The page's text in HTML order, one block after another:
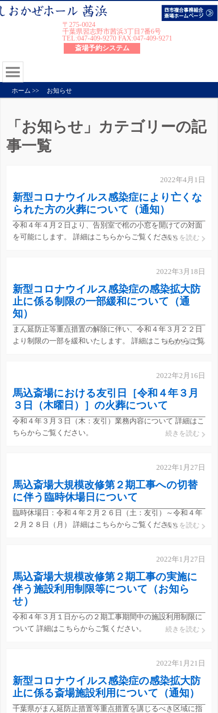
〒275-0024
千葉県習志野市茜浜3丁目7番6号
TEL:047-409-9270 FAX:047-409-9271
斎場予約システム
ホーム >> お知らせ
「お知らせ」カテゴリーの記
事一覧
2022年4月1日
新型コロナウイルス感染症により亡くな
られた方の火葬について（通知）
令和４年４月２日より、告別室で棺の小窓を開けての対面
を可能にします。 詳細はこちらからご覧ください。続きを読む
2022年3月18日
新型コロナウイルス感染症の感染拡大防
止に係る制限の一部緩和について（通
知）
まん延防止等重点措置の解除に伴い、令和４年３月２２日
より制限の一部を緩和いたします。 詳細はこちらからご覧
続きを読む
2022年2月16日
馬込斎場における友引日［令和４年３月
３日（木曜日）］の火葬について
令和４年３月３日（木：友引）業務内容について 詳細はこ
ちらからご覧ください。
続きを読む
2022年1月27日
馬込斎場大規模改修第２期工事への切替
に伴う臨時休場日について
臨時休場日：令和４年２月２６日（土：友引）～令和４年
２月２８日（月） 詳細はこちらからご覧ください。続きを読む
2022年1月27日
馬込斎場大規模改修第２期工事の実施に
伴う施設利用制限等について（お知ら
せ）
令和４年３月１日からの２期工事期間中の施設利用制限に
ついて 詳細はこちらからご覧ください。
続きを読む
2022年1月21日
新型コロナウイルス感染症の感染拡大防
止に係る斎場施設利用について（通知）
千葉県がまん延防止措置等重点措置を講じるべき区域に指